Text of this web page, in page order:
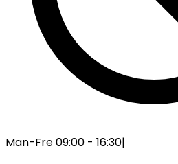
Man-Fre 09:00 - 16:30|